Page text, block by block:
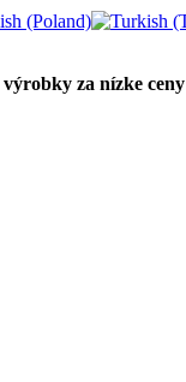
výrobky za nízke ceny